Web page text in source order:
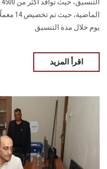
يوم خلال مدة التنسيق
اقرأ المزيد